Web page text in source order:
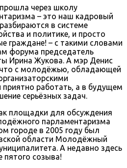
через школу
– это наш кадровый
в системе
и политике, и просто
граждане! – с такими словами
форума председатель
Ирина Жукова. А мэр Денис
с молодёжью, обладающей
приятно работать, а в будущем
серьёзных задач.
площадки для обсуждения
парламентаризма
городе в 2005 году был
области Молодёжный
А недавно здесь
пятого созыва!